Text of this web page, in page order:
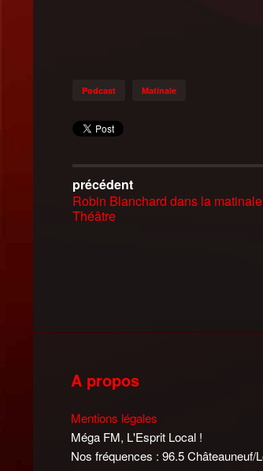
Podcast Matinale
précédent
Robin Blanchard dans la
Théâtre
A propos
Mentions légales
Méga FM, L'Esprit Local !
Nos fréquences : 96.5 Châteauneuf/